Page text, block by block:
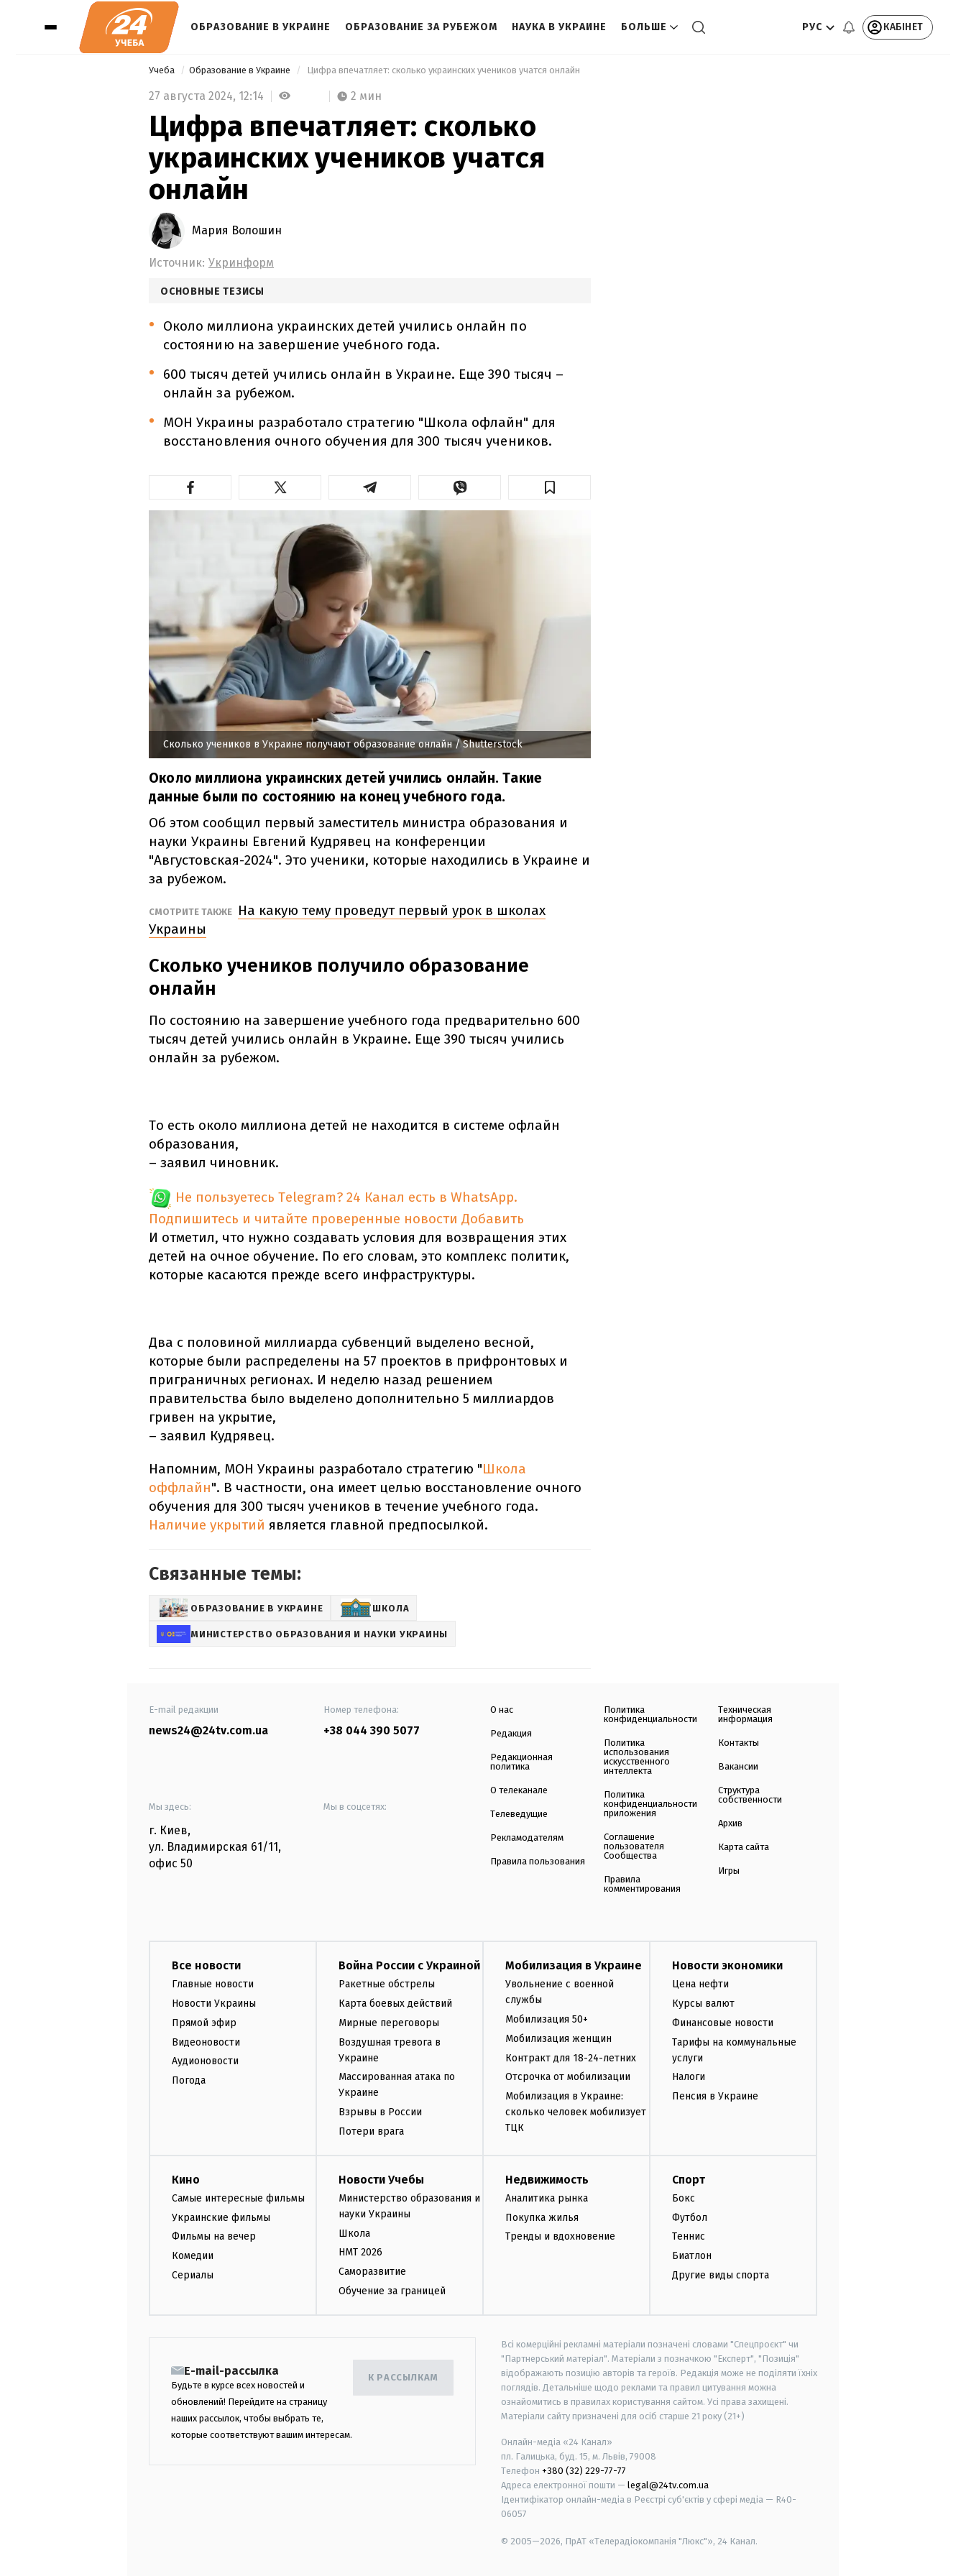
ОБРАЗОВАНИЕ В УКРАИНЕ ОБРАЗОВАНИЕ ЗА РУБЕЖОМ НАУКА В УКРАИНЕ БОЛЬШЕ РУС КАБІНЕТ
Учеба Образование в Украине Цифра впечатляет: сколько украинских учеников учатся онлайн
27 августа 2024, 12:14 2 мин
Цифра впечатляет: сколько
украинских учеников учатся
онлайн
Мария Волошин
Источник: Укринформ
ОСНОВНЫЕ ТЕЗИСЫ
Около миллиона украинских детей учились онлайн по
состоянию на завершение учебного года.
600 тысяч детей учились онлайн в Украине. Еще 390 тысяч –
онлайн за рубежом.
МОН Украины разработало стратегию "Школа офлайн" для
восстановления очного обучения для 300 тысяч учеников.
Сколько учеников в Украине получают образование онлайн/ Shutterstock
Около миллиона украинских детей учились онлайн. Такие
данные были по состоянию на конец учебного года.
Об этом сообщил первый заместитель министра образования и
науки Украины Евгений Кудрявец на конференции
"Августовская-2024". Это ученики, которые находились в Украине и
за рубежом.
СМОТРИТЕ ТАКЖЕ
На какую тему проведут первый урок в школах
Украины
Сколько учеников получило образование
онлайн
По состоянию на завершение учебного года предварительно 600
тысяч детей учились онлайн в Украине. Еще 390 тысяч учились
онлайн за рубежом.
То есть около миллиона детей не находится в системе офлайн
образования,
– заявил чиновник.
Не пользуетесь Telegram? 24 Канал есть в WhatsApp.
Подпишитесь и читайте проверенные новости Добавить
И отметил, что нужно создавать условия для возвращения этих
детей на очное обучение. По его словам, это комплекс политик,
которые касаются прежде всего инфраструктуры.
Два с половиной миллиарда субвенций выделено весной,
которые были распределены на 57 проектов в прифронтовых и
приграничных регионах. И неделю назад решением
правительства было выделено дополнительно 5 миллиардов
гривен на укрытие,
– заявил Кудрявец.
Напомним, МОН Украины разработало стратегию "Школа
оффлайн". В частности, она имеет целью восстановление очного
обучения для 300 тысяч учеников в течение учебного года.
Наличие укрытий является главной предпосылкой.
Связанные темы:
ОБРАЗОВАНИЕ В УКРАИНЕ ШКОЛА
МИНИСТЕРСТВО ОБРАЗОВАНИЯ И НАУКИ УКРАИНЫ
E-mail редакции
news24@24tv.com.ua
Номер телефона:
+38 044 390 5077
Мы здесь:
г. Киев,
ул. Владимирская 61/11,
офис 50
Мы в соцсетях:
О нас
Редакция
Редакционная
политика
О телеканале
Телеведущие
Рекламодателям
Правила пользования
Политика
конфиденциальности
Политика
использования
искусственного
интеллекта
Политика
конфиденциальности
приложения
Соглашение
пользователя
Сообщества
Правила
комментирования
Техническая
информация
Контакты
Вакансии
Структура
собственности
Архив
Карта сайта
Игры
Все новости
Главные новости
Новости Украины
Прямой эфир
Видеоновости
Аудионовости
Погода
Война России с Украиной
Ракетные обстрелы
Карта боевых действий
Мирные переговоры
Воздушная тревога в
Украине
Массированная атака по
Украине
Взрывы в России
Потери врага
Мобилизация в Украине
Увольнение с военной
службы
Мобилизация 50+
Мобилизация женщин
Контракт для 18-24-летних
Отсрочка от мобилизации
Мобилизация в Украине:
сколько человек мобилизует
ТЦК
Новости экономики
Цена нефти
Курсы валют
Финансовые новости
Тарифы на коммунальные
услуги
Налоги
Пенсия в Украине
Кино
Самые интересные фильмы
Украинские фильмы
Фильмы на вечер
Комедии
Сериалы
Новости Учебы
Министерство образования и
науки Украины
Школа
НМТ 2026
Саморазвитие
Обучение за границей
Недвижимость
Аналитика рынка
Покупка жилья
Тренды и вдохновение
Спорт
Бокс
Футбол
Теннис
Биатлон
Другие виды спорта
E-mail-рассылка
Будьте в курсе всех новостей и
обновлений! Перейдите на страницу
наших рассылок, чтобы выбрать те,
которые соответствуют вашим интересам.
К РАССЫЛКАМ
Всі комерційні рекламні матеріали позначені словами "Спецпроєкт" чи
"Партнерський матеріал". Матеріали з позначкою "Експерт", "Позиція"
відображають позицію авторів та героїв. Редакція може не поділяти їхніх
поглядів. Детальніше щодо реклами та правил цитування можна
ознайомитись в правилах користування сайтом. Усі права захищені.
Матеріали сайту призначені для осіб старше 21 року (21+)
Онлайн-медіа «24 Канал»
пл. Галицька, буд. 15, м. Львів, 79008
Телефон +380 (32) 229-77-77
Адреса електронної пошти — legal@24tv.com.ua
Ідентифікатор онлайн-медіа в Реєстрі суб'єктів у сфері медіа — R40-
06057
© 2005—2026, ПрАТ «Телерадіокомпанія "Люкс"», 24 Канал.